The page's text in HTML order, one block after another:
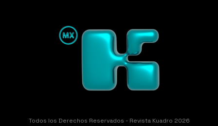
Todos los Derechos Reservados - Revista Kuadro 2026